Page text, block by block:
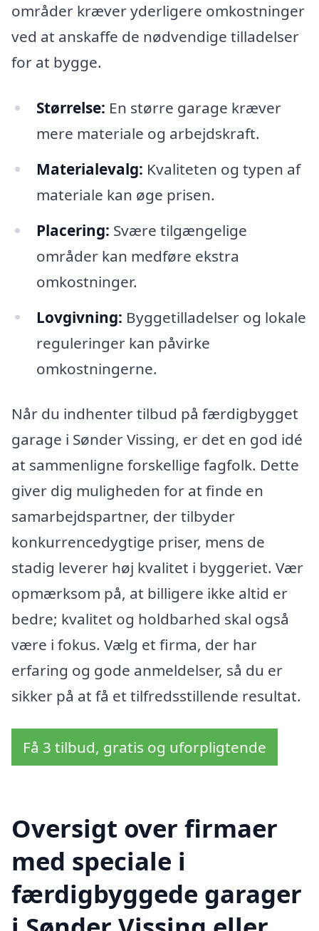
områder kræver yderligere omkostninger
ved at anskaffe de nødvendige tilladelser
for at bygge.
Størrelse: En større garage kræver
mere materiale og arbejdskraft.
Materialevalg: Kvaliteten og typen af
materiale kan øge prisen.
Placering: Svære tilgængelige
områder kan medføre ekstra
omkostninger.
Lovgivning: Byggetilladelser og lokale
reguleringer kan påvirke
omkostningerne.
Når du indhenter tilbud på færdigbygget
garage i Sønder Vissing, er det en god idé
at sammenligne forskellige fagfolk. Dette
giver dig muligheden for at finde en
samarbejdspartner, der tilbyder
konkurrencedygtige priser, mens de
stadig leverer høj kvalitet i byggeriet. Vær
opmærksom på, at billigere ikke altid er
bedre; kvalitet og holdbarhed skal også
være i fokus. Vælg et firma, der har
erfaring og gode anmeldelser, så du er
sikker på at få et tilfredsstillende resultat.
Få 3 tilbud, gratis og uforpligtende
Oversigt over firmaer
med speciale i
færdigbyggede garager